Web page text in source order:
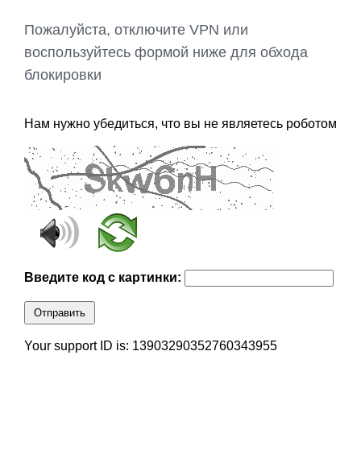
Пожалуйста, отключите VPN или
воспользуйтесь формой ниже для обхода
блокировки
Нам нужно убедиться, что вы не являетесь роботом
Введите код с картинки:
Отправить
Your support ID is: 13903290352760343955